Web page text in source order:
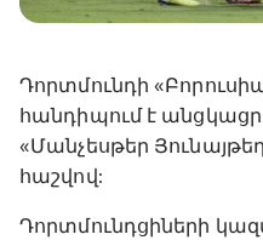
Դորտմունդի
հանդիպում է
«Մանչեսթեր
հաշվով:
Դորտմունդցիների